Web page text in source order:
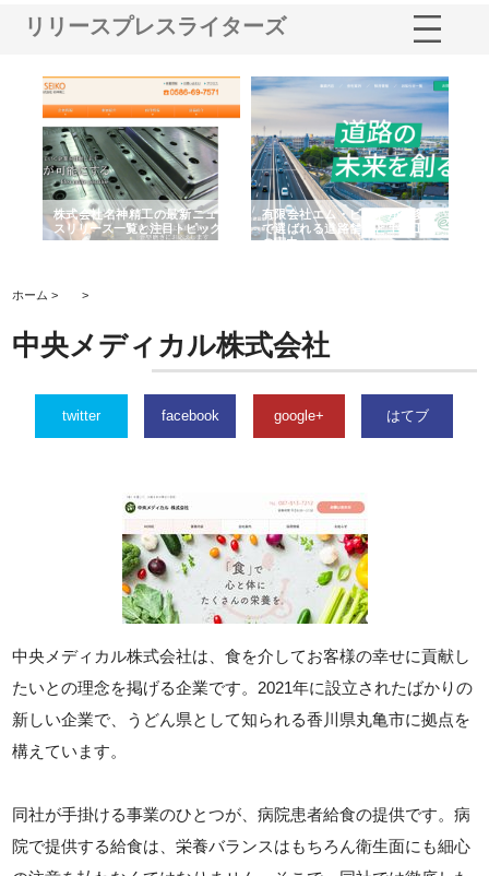
リリースプレスライターズ
株式会社名神精工の最新ニュー
スリリース一覧と注目トピック
有限会社エム・ビルドが南多摩
で選ばれる道路舗装と土木工事
の実力
ホーム > >
中央メディカル株式会社
twitter facebook google+ はてブ
中央メディカル株式会社は、食を介してお客様の幸せに貢献し
たいとの理念を掲げる企業です。2021年に設立されたばかりの
新しい企業で、うどん県として知られる香川県丸亀市に拠点を
構えています。
同社が手掛ける事業のひとつが、病院患者給食の提供です。病
院で提供する給食は、栄養バランスはもちろん衛生面にも細心